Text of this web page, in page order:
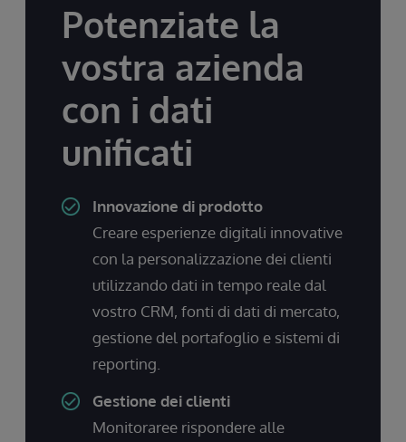
Potenziate la
vostra azienda
con i dati
unificati
Innovazione di prodotto
Creare esperienze digitali innovative
con la personalizzazione dei clienti
utilizzando dati in tempo reale dal
vostro CRM, fonti di dati di mercato,
gestione del portafoglio e sistemi di
reporting.
Gestione dei clienti
Monitoraree rispondere alle